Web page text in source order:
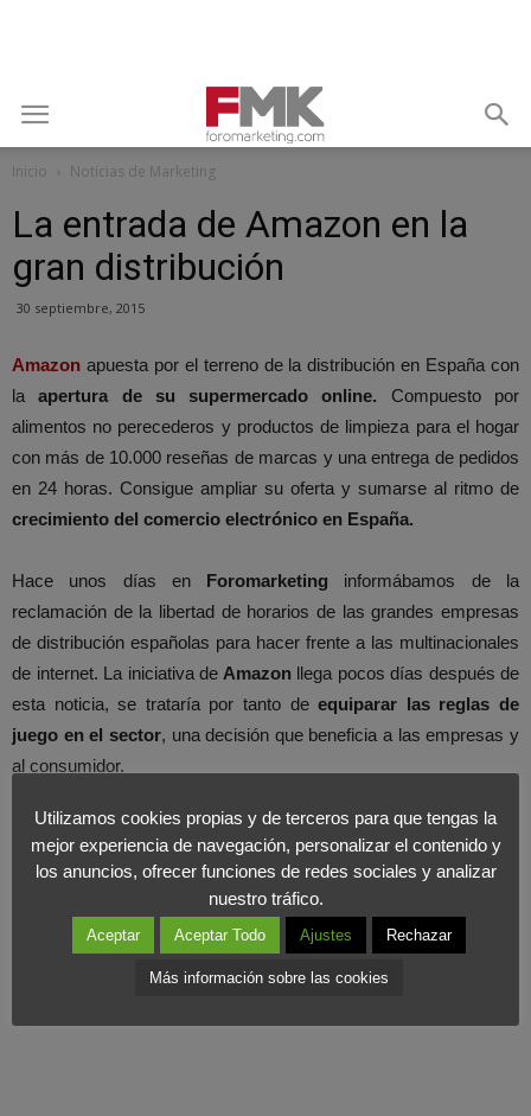
Inicio Noticias de Marketing
La entrada de Amazon en la
gran distribución
30 septiembre, 2015
Amazon apuesta por el terreno de la distribución en España con
laapertura de su supermercado online. Compuesto por
alimentos no perecederos y productos de limpieza para el hogar
con más de 10.000 reseñas de marcas y una entrega de pedidos
en 24 horas. Consigue ampliar su oferta y sumarse al ritmo de
crecimiento del comercio electrónico en España.
Hace unos días en Foromarketing informábamos de la
reclamación de la libertad de horarios de las grandes empresas
de distribución españolas para hacer frente a las multinacionales
de internet. La iniciativa de Amazonllega pocos días después de
esta noticia, se trataría por tanto deequiparar las reglas de
juego en el sector, una decisión que beneficia a las empresas y
al consumidor.
DesdeForomarketingapoyamos la decisión y apostamos por
las posibilidades del gigante estadounidense en el sector de la
Utilizamos cookies propias y de terceros para que tengas la
mejor experiencia de navegación, personalizar el contenido y
los anuncios, ofrecer funciones de redes sociales y analizar
nuestro tráfico.
Aceptar Aceptar Todo Ajustes Rechazar
Más información sobre las cookies